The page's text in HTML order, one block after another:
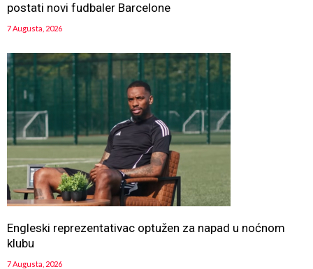
postati novi fudbaler Barcelone
7 Augusta, 2026
Engleski reprezentativac optužen za napad u noćnom
klubu
7 Augusta, 2026